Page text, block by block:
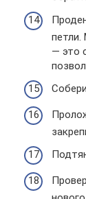
— это